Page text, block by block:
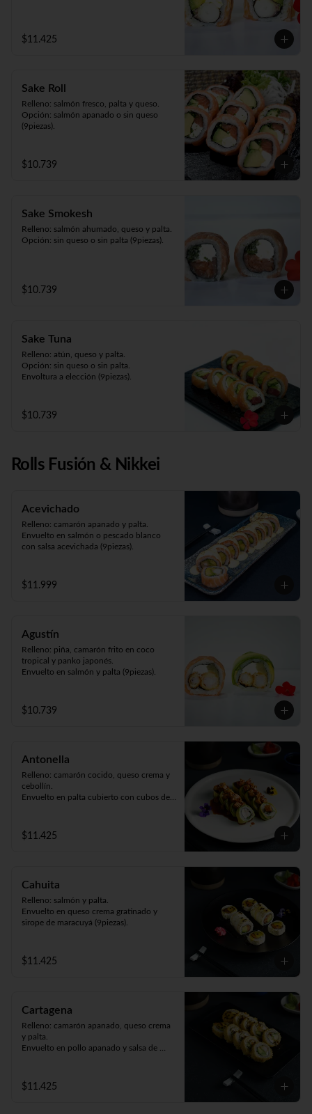
$11.425
Sake Roll
Relleno: salmón fresco, palta y queso.
Opción: salmón apanado o sin queso
(9piezas).
$10.739
Sake Smokesh
Relleno: salmón ahumado, queso y palta.
Opción: sin queso o sin palta (9piezas).
$10.739
Sake Tuna
Relleno: atún, queso y palta.
Opción: sin queso o sin palta.
Envoltura a elección (9piezas).
$10.739
Rolls Fusión & Nikkei
Acevichado
Relleno: camarón apanado y palta.
Envuelto en salmón o pescado blanco
con salsa acevichada (9piezas).
$11.999
Agustín
Relleno: piña, camarón frito en coco
tropical y panko japonés.
Envuelto en salmón y palta (9piezas).
$10.739
Antonella
Relleno: camarón cocido, queso crema y
cebollín.
Envuelto en palta cubierto con cubos de
$11.425
Cahuita
Relleno: salmón y palta.
Envuelto en queso crema gratinado y
sirope de maracuyá (9piezas).
$11.425
Cartagena
Relleno: camarón apanado, queso crema
y palta.
Envuelto en pollo apanado y salsa de
$11.425